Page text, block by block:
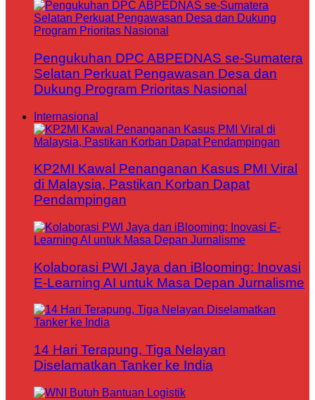
Pengukuhan DPC ABPEDNAS se-Sumatera
Selatan Perkuat Pengawasan Desa dan
Dukung Program Prioritas Nasional
Internasional
KP2MI Kawal Penanganan Kasus PMI Viral
di Malaysia, Pastikan Korban Dapat
Pendampingan
Kolaborasi PWI Jaya dan iBlooming: Inovasi
E-Learning AI untuk Masa Depan Jurnalisme
14 Hari Terapung, Tiga Nelayan
Diselamatkan Tanker ke India